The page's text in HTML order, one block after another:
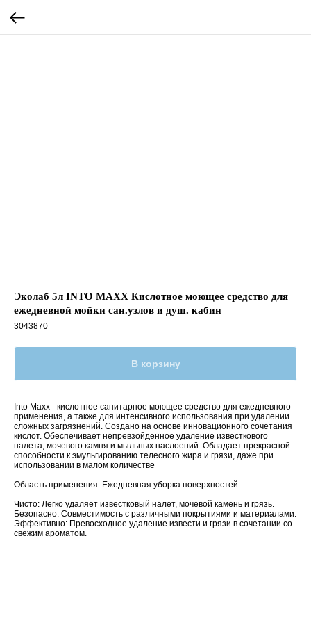
Эколаб 5л INTO MAXX Кислотное моющее средство для
ежедневной мойки сан.узлов и душ. кабин
3043870
В корзину
Into Maxx - кислотное санитарное моющее средство для ежедневного
применения, а также для интенсивного использования при удалении
сложных загрязнений. Создано на основе инновационного сочетания
кислот. Обеспечивает непревзойденное удаление известкового
налета, мочевого камня и мыльных наслоений. Обладает прекрасной
способности к эмульгированию телесного жира и грязи, даже при
использовании в малом количестве
Область применения: Ежедневная уборка поверхностей
Чисто: Легко удаляет известковый налет, мочевой камень и грязь.
Безопасно: Совместимость с различными покрытиями и материалами.
Эффективно: Превосходное удаление извести и грязи в сочетании со
свежим ароматом.